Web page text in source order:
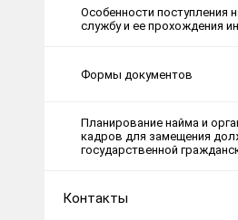
Особенности поступления
службу и ее прохождения
Формы документов
Планирование найма и
кадров для замещения
государственной
Контакты